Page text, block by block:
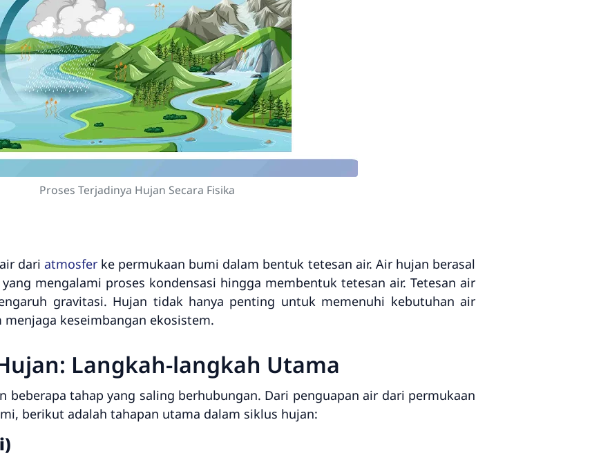
Proses Terjadinya Hujan Secara Fisika
dari atmosferke permukaan bumi dalam bentuk tetesan air. Air hujan berasal
mengalami proses kondensasi hingga membentuk tetesan air. Tetesan air
gravitasi. Hujan tidak hanya penting untuk memenuhi kebutuhan air
keseimbangan ekosistem.
Langkah-langkah Utama
beberapa tahap yang saling berhubungan. Dari penguapan air dari permukaan
berikut adalah tahapan utama dalam siklus hujan: